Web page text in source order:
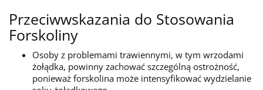
Przeciwwskazania do Stosowania
Forskoliny
Osoby z problemami trawiennymi, w tym wrzodami
żołądka, powinny zachować szczególną ostrożność,
ponieważ forskolina może intensyfikować wydzielanie